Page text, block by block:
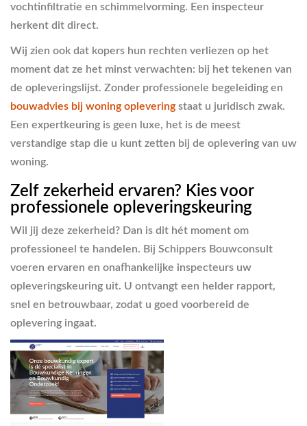
vochtinfiltratie en schimmelvorming. Een inspecteur
herkent dit direct.
Wij zien ook dat kopers hun rechten verliezen op het
moment dat ze het minst verwachten: bij het tekenen van
de opleveringslijst. Zonder professionele begeleiding en
bouwadvies bij woning oplevering staat u juridisch zwak.
Een expertkeuring is geen luxe, het is de meest
verstandige stap die u kunt zetten bij de oplevering van uw
woning.
Zelf zekerheid ervaren? Kies voor
professionele opleveringskeuring
Wil jij deze zekerheid? Dan is dit hét moment om
professioneel te handelen. Bij Schippers Bouwconsult
voeren ervaren en onafhankelijke inspecteurs uw
opleveringskeuring uit. U ontvangt een helder rapport,
snel en betrouwbaar, zodat u goed voorbereid de
oplevering ingaat.